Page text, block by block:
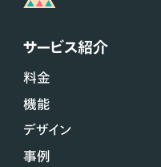
サービス紹介
料金
機能
デザイン
事例